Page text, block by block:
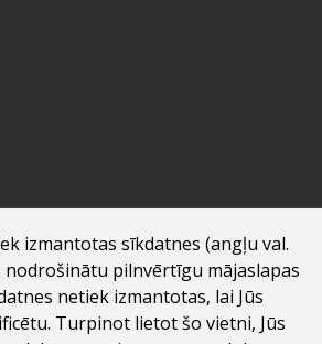
izmantotas sīkdatnes (angļu val.
nodrošinātu pilnvērtīgu mājaslapas
netiek izmantotas, lai Jūs
Turpinot lietot šo vietni, Jūs